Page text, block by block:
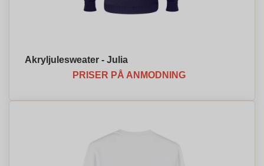
Akryljulesweater - Julia
PRISER PÅ ANMODNING